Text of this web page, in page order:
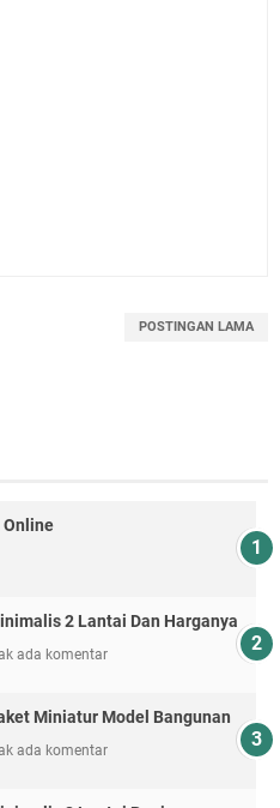
POSTINGAN LAMA
Online
2 Lantai Dan Harganya
ada komentar
Miniatur Model Bangunan
ada komentar